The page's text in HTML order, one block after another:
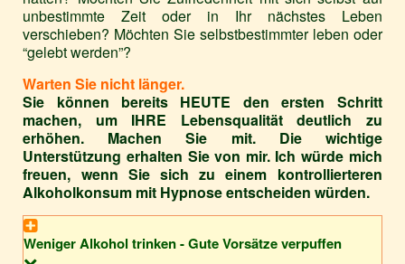
unbestimmte Zeit oder in Ihr nächstes Leben
verschieben? Möchten Sie selbstbestimmter leben oder
“gelebt werden”?
Warten Sie nicht länger.
Sie können bereits HEUTE den ersten Schritt
machen, um IHRE Lebensqualität deutlich zu
erhöhen. Machen Sie mit. Die wichtige
Unterstützung erhalten Sie von mir. Ich würde mich
freuen, wenn Sie sich zu einem kontrollierteren
Alkoholkonsum mit Hypnose entscheiden würden.
Weniger Alkohol trinken - Gute Vorsätze verpuffen